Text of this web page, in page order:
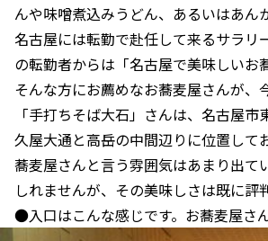
んや味噌煮込みうどん、あるいはあん
名古屋には転勤で赴任して来るサラ
の転勤者からは「名古屋で美味しいお
そんな方にお薦めなお蕎麦屋さんが、
「手打ちそば大石」さんは、名古屋
久屋大通と高岳の中間辺りに位置して
蕎麦屋さんと言う雰囲気はあまり出て
しれませんが、その美味しさは既に評
●入口はこんな感じです。お蕎麦屋さ